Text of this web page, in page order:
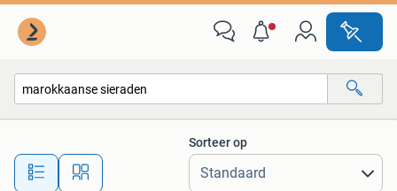
Alle afstanden…
Sorteer op